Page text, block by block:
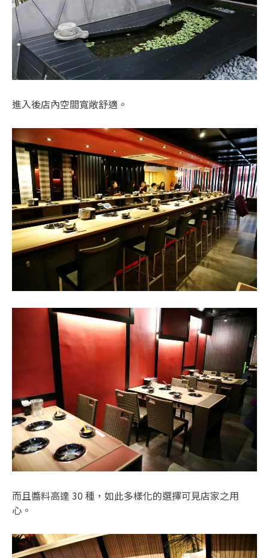
進入後店內空間寬敞舒適。
而且醬料高達 30 種，如此多樣化的選擇可見店家之用
心。